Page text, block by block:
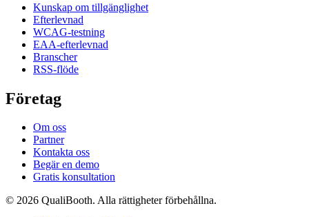
Kunskap om tillgänglighet
Efterlevnad
WCAG-testning
EAA-efterlevnad
Branscher
RSS-flöde
Företag
Om oss
Partner
Kontakta oss
Begär en demo
Gratis konsultation
© 2026 QualiBooth. Alla rättigheter förbehållna.